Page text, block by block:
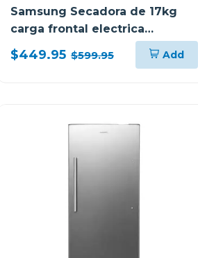
Samsung Secadora de 17kg
carga frontal electrica
dve17a3200
$449.95 $599.95 Add